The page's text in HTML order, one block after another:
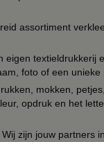
assortiment
eigen textieldrukkerij
foto of een unieke
mokken,
opdruk en het
zijn jouw partners